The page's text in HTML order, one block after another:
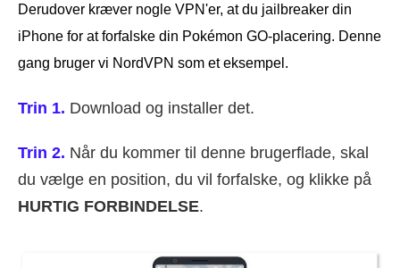
Derudover kræver nogle VPN'er, at du jailbreaker din
iPhone for at forfalske din Pokémon GO-placering. Denne
gang bruger vi NordVPN som et eksempel.
Trin 1. Download og installer det.
Trin 2. Når du kommer til denne brugerflade, skal
du vælge en position, du vil forfalske, og klikke på
HURTIG FORBINDELSE.